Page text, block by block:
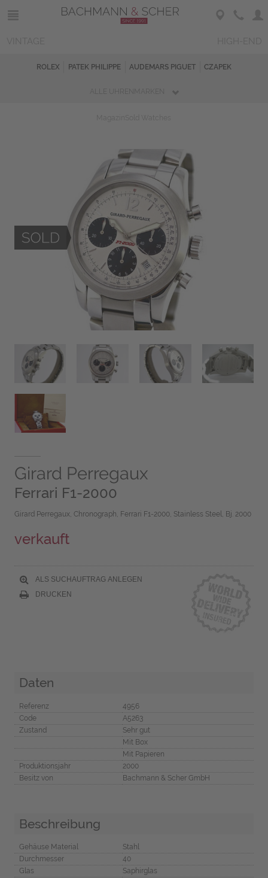
ROLEX PATEK PHILIPPE AUDEMARS PIGUET CZAPEK
Girard Perregaux
Ferrari F1-2000
Girard Perregaux, Chronograph, Ferrari F1-2000, Stainless Steel, Bj. 2000
verkauft
ALS SUCHAUFTRAG ANLEGEN
DRUCKEN
Daten
Referenz
4956
Code
A5263
Zustand
Sehr gut
Mit Box
Mit Papieren
Produktionsjahr
2000
Besitz von
Bachmann & Scher GmbH
Beschreibung
Gehäuse Material
Stahl
Durchmesser
40
Glas
Saphirglas